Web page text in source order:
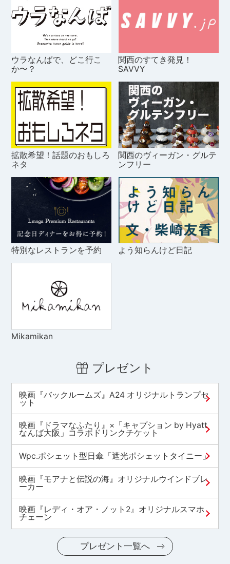
ウラなんばで、どこ行こ
か〜？
関西のすてき発見！
SAVVY
拡散希望！話題のおもしろ
ネタ
関西のヴィーガン・グルテ
ンフリー
特別なレストランを予約 よう知らんけど日記
Mikamikan
プレゼント
映画『バックルームズ』A24 オリジナルトランプセ
ット
映画『ドラマなふたり』×「キャプション by Hyatt
なんば大阪」コラボドリンクチケット
Wpc.ポシェット型日傘「遮光ポシェットタイニー」
映画『モアナと伝説の海』オリジナルウインドブレ
ーカー
映画『レディ・オア・ノット2』オリジナルスマホ
チェーン
プレゼント一覧へ